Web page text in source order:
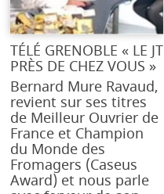
TÉLÉ GRENOBLE « LE JT
PRÈS DE CHEZ VOUS »
Bernard Mure Ravaud,
revient sur ses titres
de Meilleur Ouvrier de
France et Champion
du Monde des
Fromagers (Caseus
Award) et nous parle